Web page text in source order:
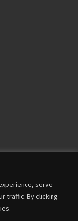
serve
traffic. By clicking